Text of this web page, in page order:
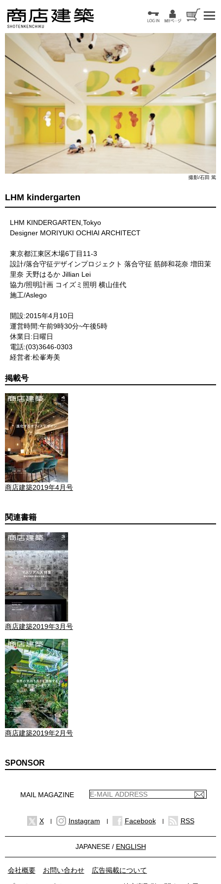
撮影/石田 篤
LHM kindergarten
LHM KINDERGARTEN,Tokyo
Designer MORIYUKI OCHIAI ARCHITECT
東京都江東区木場6丁目11-3
設計/落合守征デザインプロジェクト 落合守征 筋師和花奈 増田茉
里奈 天野はるか Jillian Lei
協力/照明計画 コイズミ照明 横山佳代
施工/Aslego
開設:2015年4月10日
運営時間:午前9時30分~午後5時
休業日:日曜日
電話:(03)3646-0303
経営者:松峯寿美
掲載号
商店建築2019年4月号
関連書籍
商店建築2019年3月号
商店建築2019年2月号
SPONSOR
MAIL MAGAZINE
X Instagram Facebook RSS
JAPANESE / ENGLISH
会社概要 お問い合わせ 広告掲載について